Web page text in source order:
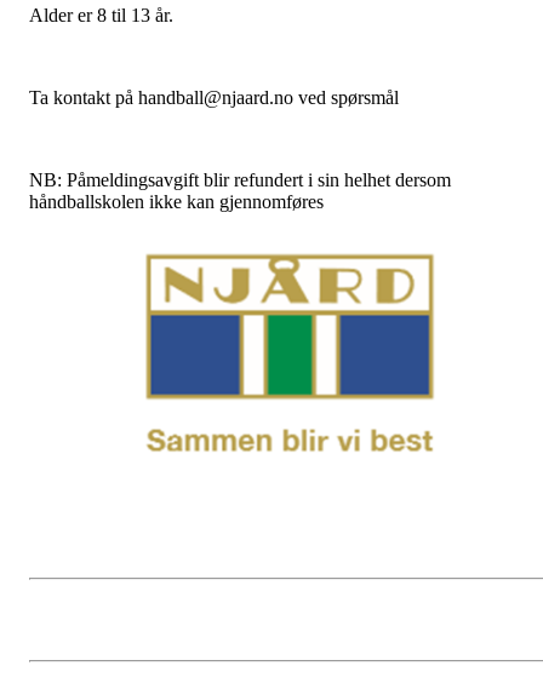
Alder er 8 til 13 år.
Ta kontakt på handball@njaard.no ved spørsmål
NB: Påmeldingsavgift blir refundert i sin helhet dersom
håndballskolen ikke kan gjennomføres